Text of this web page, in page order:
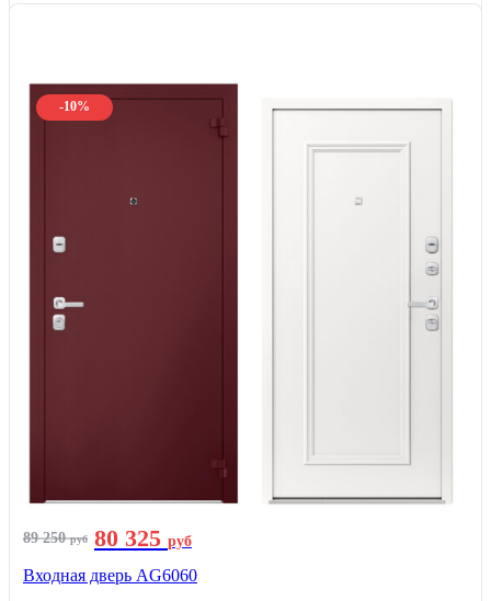
-10%
89 250руб 80 325 руб
Входная дверь AG6060